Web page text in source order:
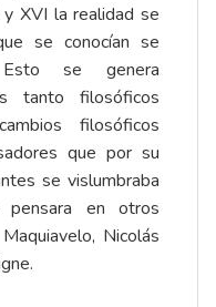
XVI la realidad se
se conocían se
se genera
tanto filosóficos
filosóficos
que por su
se vislumbraba
en otros
Nicolás